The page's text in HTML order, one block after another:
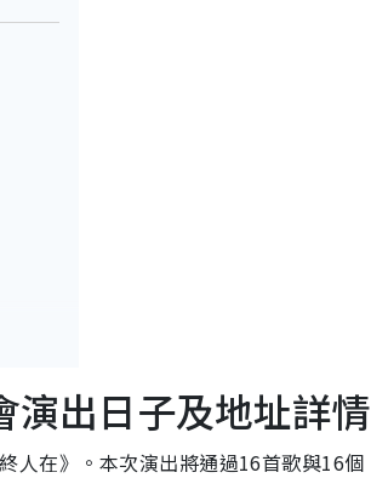
出日子及地址詳情
人在》。本次演出將通過16首歌與16個